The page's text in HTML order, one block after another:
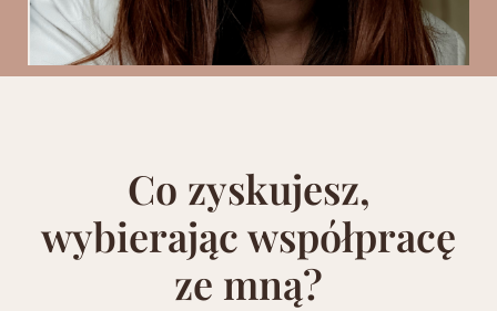
Co zyskujesz,
wybierając współpracę
ze mną?